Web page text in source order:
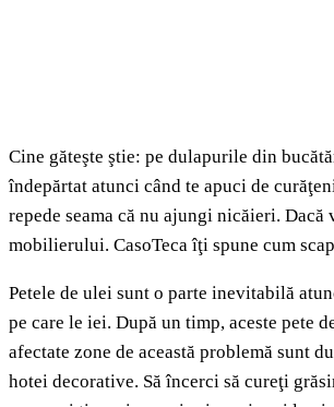
Cine găteşte ştie: pe dulapurile din
îndepărtat atunci când te apuci de
repede seama că nu ajungi nicăieri.
mobilierului. CasoTeca îţi spune cum
Petele de ulei sunt o parte inevitabilă
pe care le iei. După un timp, aceste pete
afectate zone de această problemă sunt
hotei decorative. Să încerci să cureţi